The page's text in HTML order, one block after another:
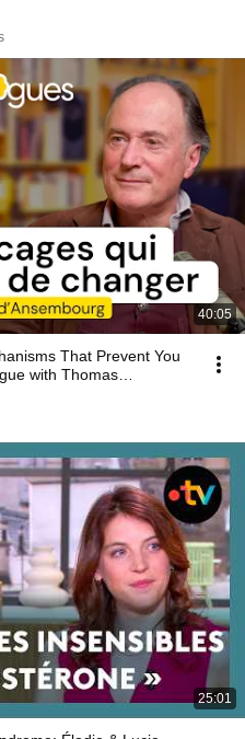
40:05
That Prevent You
with Thomas
25:01